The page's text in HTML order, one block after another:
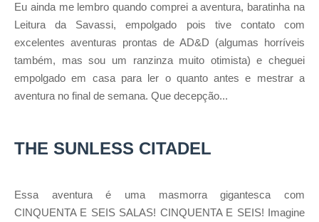
Eu ainda me lembro quando comprei a aventura, baratinha na
Leitura da Savassi, empolgado pois tive contato com
excelentes aventuras prontas de AD&D (algumas horríveis
também, mas sou um ranzinza muito otimista) e cheguei
empolgado em casa para ler o quanto antes e mestrar a
aventura no final de semana. Que decepção...
THE SUNLESS CITADEL
Essa aventura é uma masmorra gigantesca com
CINQUENTA E SEIS SALAS! CINQUENTA E SEIS! Imagine